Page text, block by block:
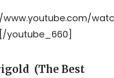
youtube_660]
(The Best